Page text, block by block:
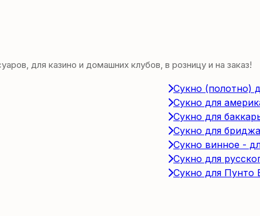
для казино и домашних клубов, в розницу и на заказ!
Сукно (полотно)
Сукно для
Сукно для
Сукно для бриджа
Сукно винное -
Сукно для
Сукно для Пунто